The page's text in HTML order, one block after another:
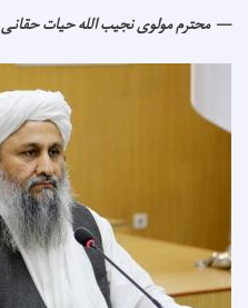
محترم مولوی نجیب الله حیات حقانی